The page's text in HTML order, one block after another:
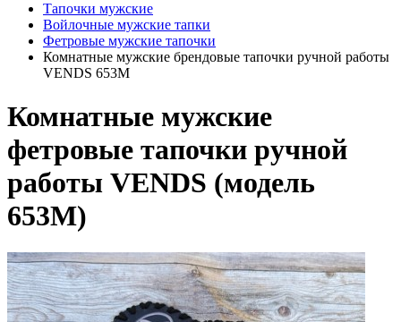
Тапочки мужские
Войлочные мужские тапки
Фетровые мужские тапочки
Комнатные мужские брендовые тапочки ручной работы
VENDS 653M
Комнатные мужские
фетровые тапочки ручной
работы VENDS (модель
653M)